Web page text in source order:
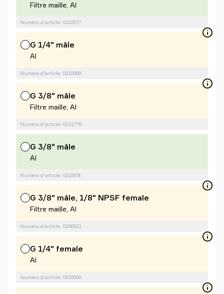
Filtre maille, Al
Numéro d'article: 0210577
G 1/4" mâle
Al
Numéro d'article: 0210569
G 3/8" mâle
Filtre maille, Al
Numéro d'article: 0222770
G 3/8" mâle
Al
Numéro d'article: 0210574
G 3/8" mâle, 1/8" NPSF female
Filtre maille, Al
Numéro d'article: 0206521
G 1/4" female
Al
Numéro d'article: 0210559